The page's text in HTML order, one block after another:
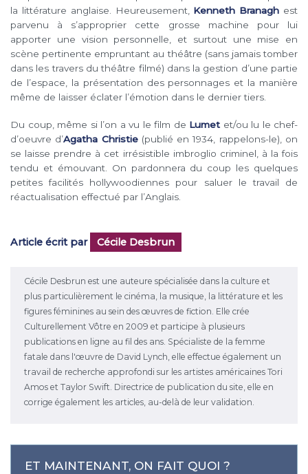
la littérature anglaise. Heureusement, Kenneth Branagh est
parvenu à s’approprier cette grosse machine pour lui
apporter une vision personnelle, et surtout une mise en
scène pertinente empruntant au théâtre (sans jamais tomber
dans les travers du théâtre filmé) dans la gestion d’une partie
de l’espace, la présentation des personnages et la manière
même de laisser éclater l’émotion dans le dernier tiers.
Du coup, même si l’on a vu le film de Lumet et/ou lu le chef-
d’oeuvre d’Agatha Christie(publié en 1934, rappelons-le), on
se laisse prendre à cet irrésistible imbroglio criminel, à la fois
tendu et émouvant. On pardonnera du coup les quelques
petites facilités hollywoodiennes pour saluer le travail de
réactualisation effectué par l’Anglais.
Article écrit par Cécile Desbrun
Cécile Desbrun est une auteure spécialisée dans la culture et
plus particulièrement le cinéma, la musique, la littérature et les
figures féminines au sein des œuvres de fiction. Elle crée
Culturellement Vôtre en 2009 et participe à plusieurs
publications en ligne au fil des ans. Spécialiste de la femme
fatale dans l'œuvre de David Lynch, elle effectue également un
travail de recherche approfondi sur les artistes américaines Tori
Amos et Taylor Swift. Directrice de publication du site, elle en
corrige également les articles, au-delà de leur validation.
ET MAINTENANT, ON FAIT QUOI ?